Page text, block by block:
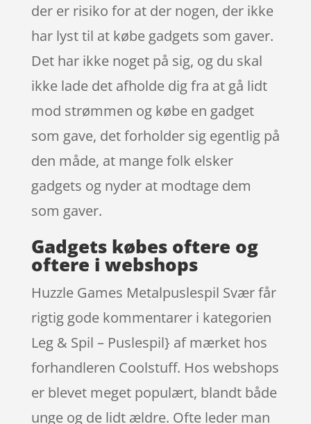
der er risiko for at der nogen, der ikke
har lyst til at købe gadgets som gaver.
Det har ikke noget på sig, og du skal
ikke lade det afholde dig fra at gå lidt
mod strømmen og købe en gadget
som gave, det forholder sig egentlig på
den måde, at mange folk elsker
gadgets og nyder at modtage dem
som gaver.
Gadgets købes oftere og
oftere i webshops
Huzzle Games Metalpuslespil Svær får
rigtig gode kommentarer i kategorien
Leg & Spil – Puslespil} af mærket hos
forhandleren Coolstuff. Hos webshops
er blevet meget populært, blandt både
unge og de lidt ældre. Ofte leder man